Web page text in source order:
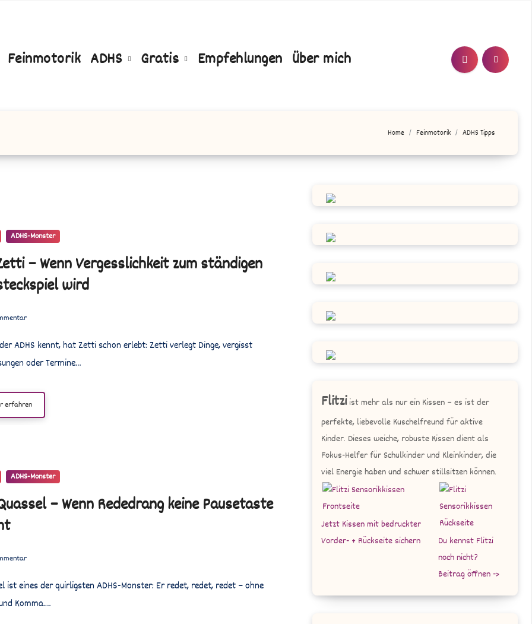
Feinmotorik ADHS Gratis Empfehlungen Über mich T/N
Home Feinmotorik ADHS Tipps
ADHS-Monster
– Wenn Vergesslichkeit zum ständigen
wird
oder Termine…
erfahren
ADHS-Monster
– Wenn Rededrang keine Pausetaste
Komma.…
Flitziist mehr als nur ein Kissen – es ist der
perfekte, liebevolle Kuschelfreund für aktive
Kinder. Dieses weiche, robuste Kissen dient als
Fokus-Helfer für Schulkinder und Kleinkinder, die
viel Energie haben und schwer stillsitzen können.
Jetzt Kissen mit bedruckter
Vorder- + Rückseite sichern
Du kennst Flitzi
noch nicht?
Beitrag öffnen ->